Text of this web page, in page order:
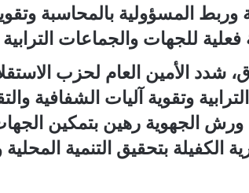
وربط المسؤولية بالمحاسبة
للجهات والجماعات
شدد الأمين العام لحزب
وتقوية آليات الشفافية
ورش الجهوية رهين بتمكين
الكفيلة بتحقيق التنمية